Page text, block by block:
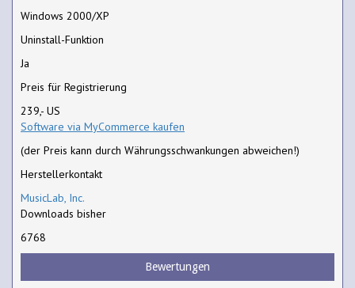
Windows 2000/XP
Uninstall-Funktion
Ja
Preis für Registrierung
239,- US
Software via MyCommerce kaufen
(der Preis kann durch Währungsschwankungen abweichen!)
Herstellerkontakt
MusicLab, Inc.
Downloads bisher
6768
Bewertungen